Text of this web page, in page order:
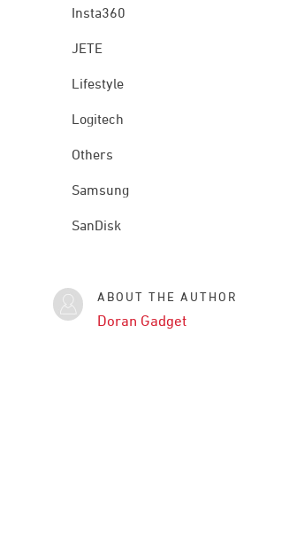
Insta360
JETE
Lifestyle
Logitech
Others
Samsung
SanDisk
ABOUT THE AUTHOR
Doran Gadget